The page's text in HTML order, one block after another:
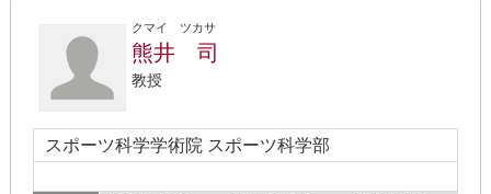
クマイ ツカサ
熊井 司
教授
スポーツ科学学術院 スポーツ科学部